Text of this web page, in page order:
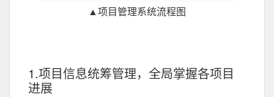
▲项目管理系统流程图
1.项目信息统筹管理，全局掌握各项目
进展